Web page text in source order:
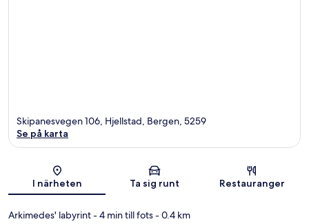
Karta
Skipanesvegen 106, Hjellstad, Bergen, 5259
Se på karta
I närheten Ta sig runt Restauranger
Arkimedes' labyrint- 4 min till fots- 0.4 km